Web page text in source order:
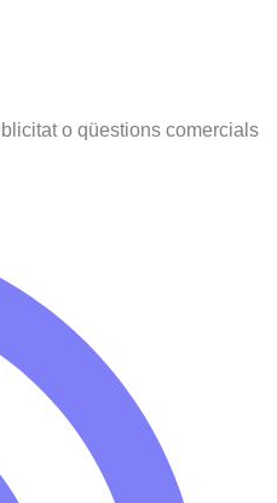
o qüestions comercials